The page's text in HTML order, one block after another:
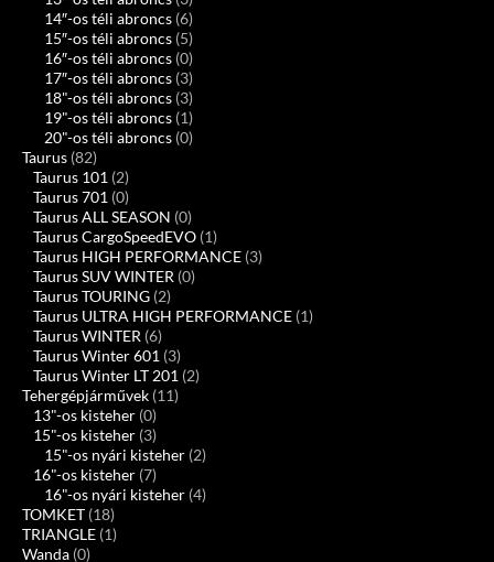
14″-os téli abroncs (6)
15″-os téli abroncs (5)
16″-os téli abroncs (0)
17″-os téli abroncs (3)
18"-os téli abroncs (3)
19"-os téli abroncs (1)
20"-os téli abroncs (0)
Taurus (82)
Taurus 101 (2)
Taurus 701 (0)
Taurus ALL SEASON (0)
Taurus CargoSpeedEVO (1)
Taurus HIGH PERFORMANCE (3)
Taurus SUV WINTER (0)
Taurus TOURING (2)
Taurus ULTRA HIGH PERFORMANCE (1)
Taurus WINTER (6)
Taurus Winter 601 (3)
Taurus Winter LT 201 (2)
Tehergépjárművek (11)
13"-os kisteher (0)
15"-os kisteher (3)
15"-os nyári kisteher (2)
16"-os kisteher (7)
16"-os nyári kisteher (4)
TOMKET (18)
TRIANGLE (1)
Wanda (0)